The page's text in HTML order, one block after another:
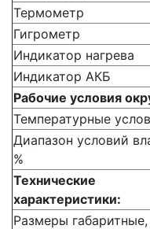
Термометр
Гигрометр
Индикатор нагрева
Индикатор АКБ
Рабочие условия
Температурные
Диапазон условий
%
Технические
характеристики:
Размеры